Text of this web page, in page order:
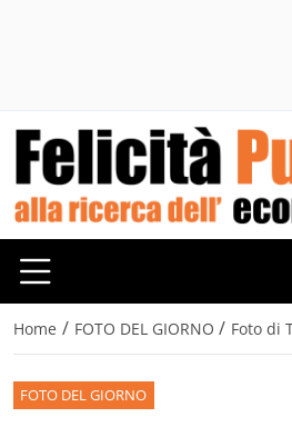
Home / FOTO DEL GIORNO / Foto di
FOTO DEL GIORNO